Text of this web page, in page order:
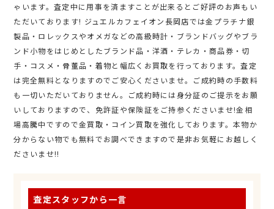
ゃいます。査定中に用事を済ますことが出来るとご好評のお声もい
ただいております! ジュエルカフェイオン長岡店では金プラチナ銀
製品・ロレックスやオメガなどの高級時計・ブランドバッグやブラ
ンド小物をはじめとしたブランド品・洋酒・テレカ・商品券・切
手・コスメ・骨董品・着物と幅広くお買取を行っております。査定
は完全無料となりますのでご安心くださいませ。ご成約時の手数料
も一切いただいておりません。ご成約時には身分証のご提示をお願
いしておりますので、免許証や保険証をご持参くださいませ!金相
場高騰中ですので金買取・コイン買取を強化しております。本物か
分からない物でも無料でお調べできますので是非お気軽にお越しく
ださいませ!!
査定スタッフから一言